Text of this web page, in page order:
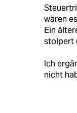
wären
Ein
stolpert
Ich
nicht